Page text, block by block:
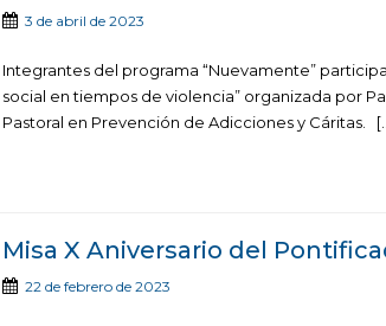
3 de abril de 2023
Integrantes del programa “Nuevamente”
social en tiempos de violencia” organizada por
Pastoral en Prevención de Adicciones y Cáritas.
Misa X Aniversario del
22 de febrero de 2023